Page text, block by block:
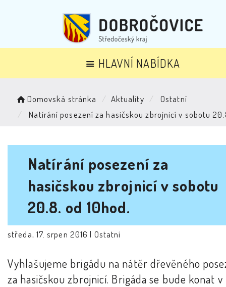
HLAVNÍ NABÍDKA
Domovská stránka Aktuality
Ostatní
Natírání posezení za hasičskou zbrojnicí v sobotu
Natírání posezení za
hasičskou zbrojnicí v sobotu
20.8. od 10hod.
středa, 17. srpen 2016 | Ostatní
Vyhlašujeme brigádu na nátěr dřevěného
za hasičskou zbrojnicí. Brigáda se bude konat v